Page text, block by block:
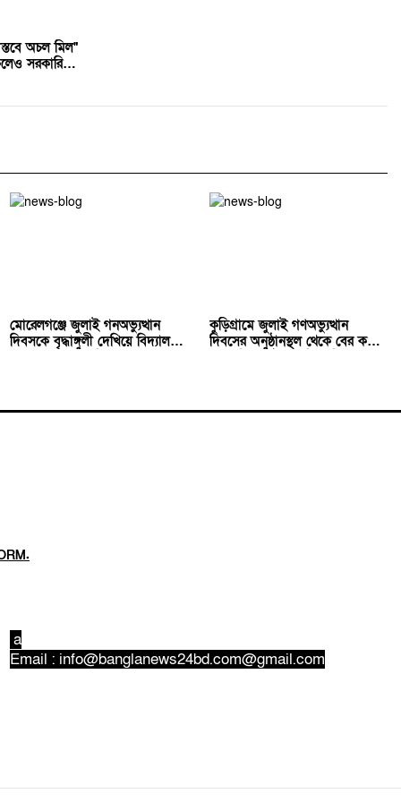
অচল মিল"
সরকারি
মোরেলগঞ্জে জুলাই গনঅভ্যুত্থান
দিবসকে বৃদ্ধাঙ্গুলী দেখিয়ে বিদ্যালয়
কুড়িগ্রামে জুলাই গণঅভ্যুত্থান
দিবসের অনুষ্ঠানস্থল থেকে বের করে
a
Email : info@banglanews24bd.com@gmail.com